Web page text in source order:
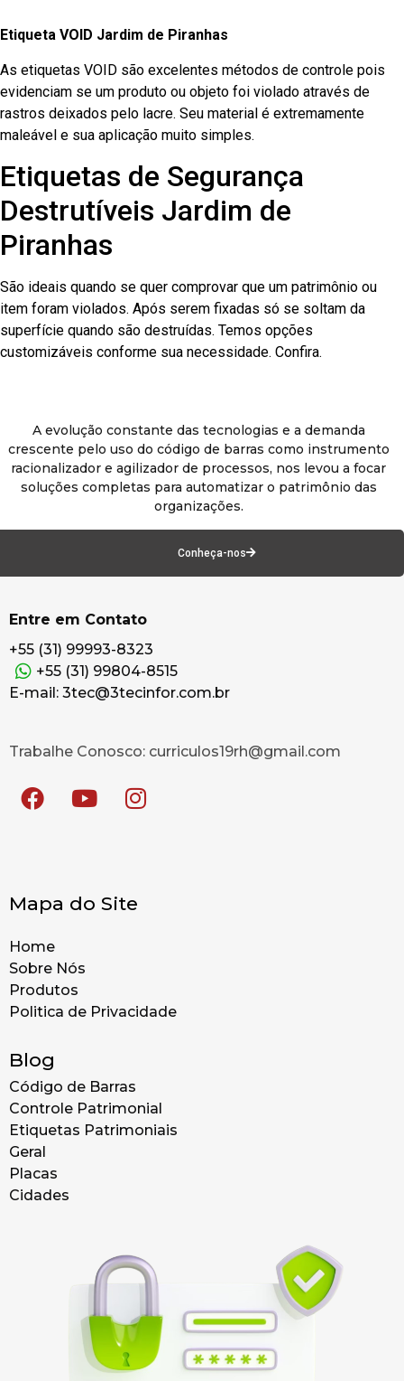
Etiqueta VOID Jardim de Piranhas
As etiquetas VOID são excelentes métodos de controle pois
evidenciam se um produto ou objeto foi violado através de
rastros deixados pelo lacre. Seu material é extremamente
maleável e sua aplicação muito simples.
Etiquetas de Segurança
Destrutíveis Jardim de
Piranhas
São ideais quando se quer comprovar que um patrimônio ou
item foram violados. Após serem fixadas só se soltam da
superfície quando são destruídas. Temos opções
customizáveis conforme sua necessidade. Confira.
A evolução constante das tecnologias e a demanda
crescente pelo uso do código de barras como instrumento
racionalizador e agilizador de processos, nos levou a focar
soluções completas para automatizar o patrimônio das
organizações.
Conheça-nos
Entre em Contato
+55 (31) 99993-8323
+55 (31) 99804-8515
E-mail: 3tec@3tecinfor.com.br
Trabalhe Conosco: curriculos19rh@gmail.com
Mapa do Site
Home
Sobre Nós
Produtos
Politica de Privacidade
Blog
Código de Barras
Controle Patrimonial
Etiquetas Patrimoniais
Geral
Placas
Cidades